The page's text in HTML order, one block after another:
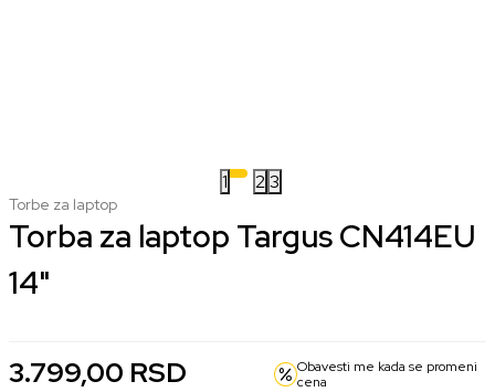
1 2 3
Torbe za laptop
Torba za laptop Targus CN414EU
14"
3.799,00 RSD
Obavesti me kada se promeni
cena